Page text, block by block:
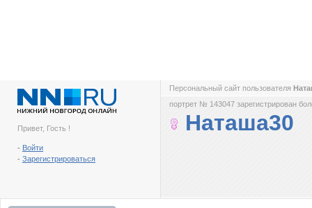
Привет, Гость !
- Войти
- Зарегистрироваться
Персональный сайт пользователя
портрет № 143047 зарегистрирован
Наташа30